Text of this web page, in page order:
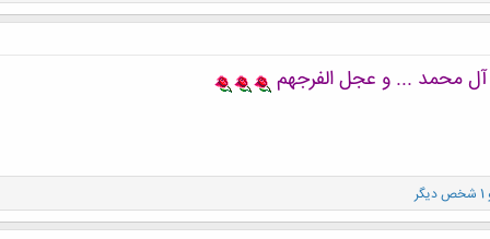
محمد ... و عجل الفرجهم